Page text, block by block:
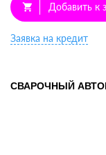
shopping_cart Добавить к
Заявка на кредит
СВАРОЧНЫЙ